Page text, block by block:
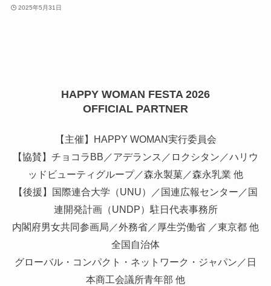
2025年5月31日
HAPPY WOMAN FESTA 2026
OFFICIAL PARTNER
【主催】HAPPY WOMAN実行委員会
【協賛】チョコラBB／アデランス／ロクシタン／ハリウ
ッドビューティグループ／森永製菓／森永乳業 他
【後援】国際連合大学（UNU）／国連広報センター／国
連開発計画（UNDP）駐日代表事務所
内閣府男女共同参画局／外務省／厚生労働省 ／東京都 他
全国自治体
グローバル・コンパクト・ネットワーク・ジャパン／日
本商工会議所青年部 他